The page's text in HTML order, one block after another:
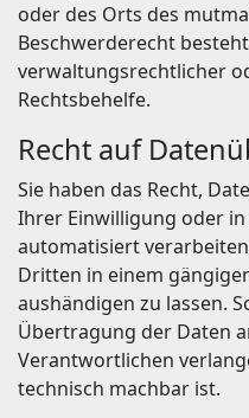
oder des Orts des
Beschwerderecht
verwaltungsrechtlicher
Rechtsbehelfe.
Recht auf
Sie haben das Recht,
Ihrer Einwilligung oder
automatisiert
Dritten in einem
aushändigen zu lassen.
Übertragung der Daten
Verantwortlichen
technisch machbar ist.